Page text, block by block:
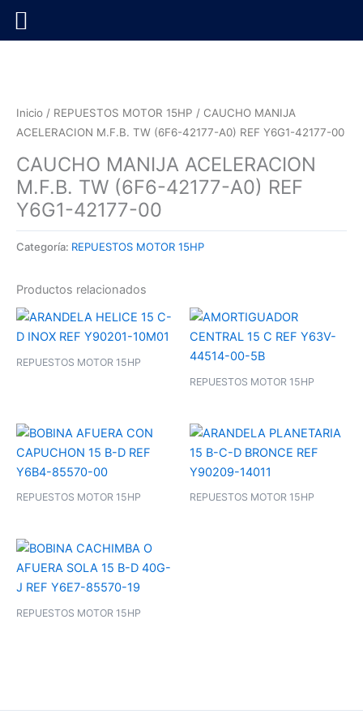
Inicio / REPUESTOS MOTOR 15HP / CAUCHO MANIJA
ACELERACION M.F.B. TW (6F6-42177-A0) REF Y6G1-42177-00
CAUCHO MANIJA ACELERACION
M.F.B. TW (6F6-42177-A0) REF
Y6G1-42177-00
Categoría: REPUESTOS MOTOR 15HP
Productos relacionados
REPUESTOS MOTOR 15HP
REPUESTOS MOTOR 15HP
REPUESTOS MOTOR 15HP REPUESTOS MOTOR 15HP
REPUESTOS MOTOR 15HP